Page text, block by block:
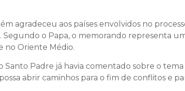
agradeceu aos países envolvidos no
Segundo o Papa, o memorando representa
no Oriente Médio.
Santo Padre já havia comentado sobre o
abrir caminhos para o fim de conflitos e